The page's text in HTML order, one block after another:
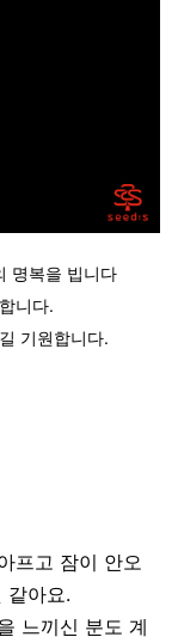
명복을 빕니다
니다.
기원합니다.
프고 잠이 안오
같아요.
느끼신 분도 계